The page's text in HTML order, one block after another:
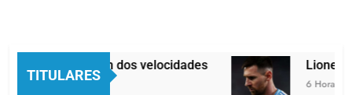
TITULARES
Economía en dos velocidades
5 Horas Atrás
Lionel
6 Horas